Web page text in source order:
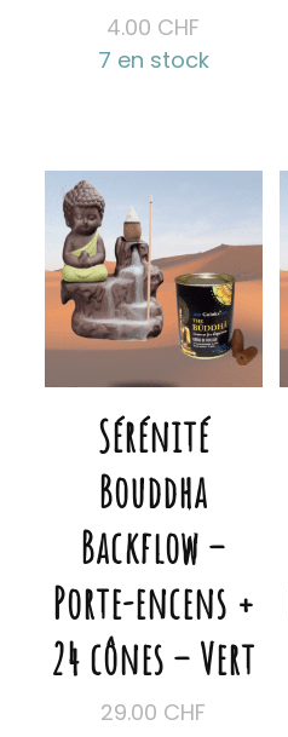
4.00 CHF
7 en stock
Sérénité
Bouddha
Backflow –
Porte-encens +
24 cônes – Vert
29.00 CHF